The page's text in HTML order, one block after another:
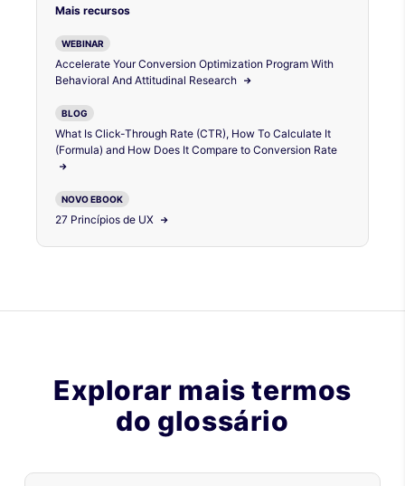
Mais recursos
WEBINAR
Accelerate Your Conversion Optimization Program With
Behavioral And Attitudinal Research
BLOG
What Is Click-Through Rate (CTR), How To Calculate It
(Formula) and How Does It Compare to Conversion Rate
NOVO EBOOK
27 Princípios de UX
Explorar mais termos
do glossário